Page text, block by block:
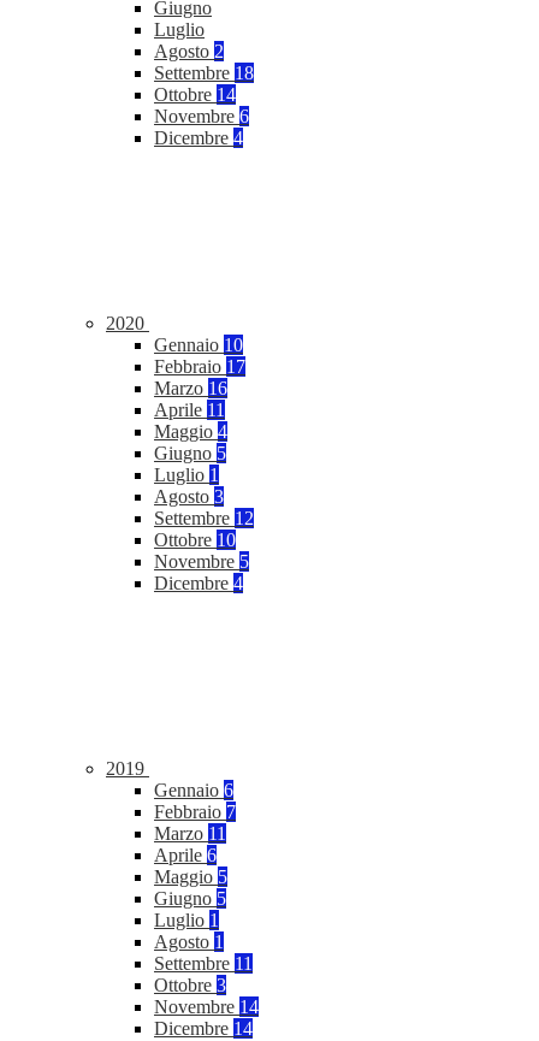
Giugno
Luglio
Agosto 2
Settembre 18
Ottobre 14
Novembre 6
Dicembre 4
2020
Gennaio 10
Febbraio 17
Marzo 16
Aprile 11
Maggio 4
Giugno 5
Luglio 1
Agosto 3
Settembre 12
Ottobre 10
Novembre 5
Dicembre 4
2019
Gennaio 6
Febbraio 7
Marzo 11
Aprile 6
Maggio 5
Giugno 5
Luglio 1
Agosto 1
Settembre 11
Ottobre 3
Novembre 14
Dicembre 14